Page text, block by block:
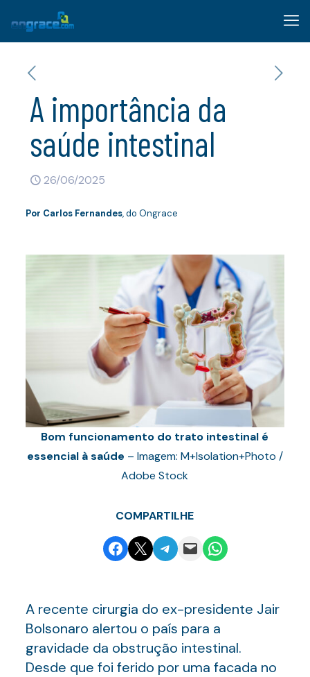
A importância da
saúde intestinal
26/06/2025
Por Carlos Fernandes, do Ongrace
Bom funcionamento do trato intestinal é
essencial à saúde – Imagem: M+Isolation+Photo /
Adobe Stock
COMPARTILHE
Share on Facebook
Email this PageShare on Telegram
Email this PageShare on WhatsApp
A recente cirurgia do ex-presidente Jair
Bolsonaro alertou o país para a
gravidade da obstrução intestinal.
Desde que foi ferido por uma facada no